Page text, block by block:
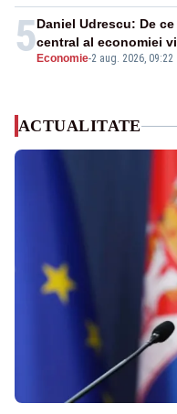
5 Economie-2 aug. 2026, 09:22
Daniel Udrescu: De
central al economiei
ACTUALITATE